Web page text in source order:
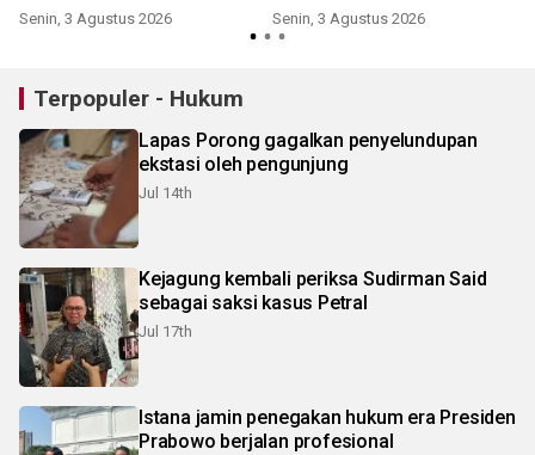
Senin, 3 Agustus 2026
KMP Mutiara Sentosa II
Senin, 3 Agustus 2026
Terpopuler - Hukum
Lapas Porong gagalkan penyelundupan
ekstasi oleh pengunjung
Jul 14th
Kejagung kembali periksa Sudirman Said
sebagai saksi kasus Petral
Jul 17th
Istana jamin penegakan hukum era Presiden
Prabowo berjalan profesional